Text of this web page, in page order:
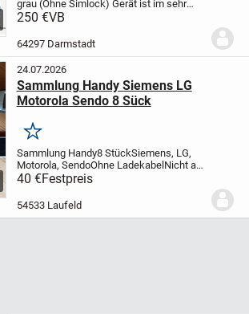
grau (Ohne Simlock) Gerät ist im sehr
guten gebrauchten Zustand.
Ladegerät - USB-C Kabel - 2 Hüllen -
250 €VB
64297 Darmstadt
24.07.2026
Sammlung Handy Siemens LG
Motorola Sendo 8 Sück
Merken
Sammlung Handy8 StückSiemens, LG,
Motorola, SendoOhne Ladekabel Nicht auf
Funktion überprüft
40 €Festpreis
54533 Laufeld